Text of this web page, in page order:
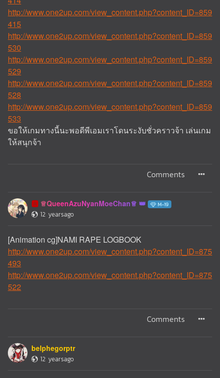
http://www.one2up.com/view_content.php?content_ID=859
415
http://www.one2up.com/view_content.php?content_ID=859
530
http://www.one2up.com/view_content.php?content_ID=859
529
http://www.one2up.com/view_content.php?content_ID=859
528
http://www.one2up.com/view_content.php?content_ID=859
533
ขอให้เกมทางนี้นะพอดีพีเอมเราโดนระงับชั่วคราวจ้า เล่นเกม
ให้สนุกจ้า
Comments
🅰️ ♕QueenAzuNyanMoeChan♕ M-19
12 yearsago
[Animation cg]NAMI RAPE LOGBOOK
http://www.one2up.com/view_content.php?content_ID=875
493
http://www.one2up.com/view_content.php?content_ID=875
522
Comments
belphegorptr
12 yearsago